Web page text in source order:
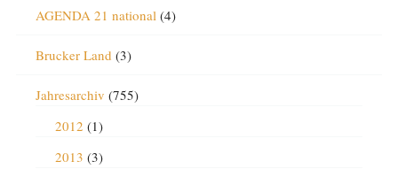
AGENDA 21 national (4)
Brucker Land (3)
Jahresarchiv (755)
2012 (1)
2013 (3)